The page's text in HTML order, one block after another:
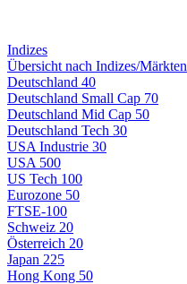
Indizes
Übersicht nach Indizes/Märkten
Deutschland 40
Deutschland Small Cap 70
Deutschland Mid Cap 50
Deutschland Tech 30
USA Industrie 30
USA 500
US Tech 100
Eurozone 50
FTSE-100
Schweiz 20
Österreich 20
Japan 225
Hong Kong 50